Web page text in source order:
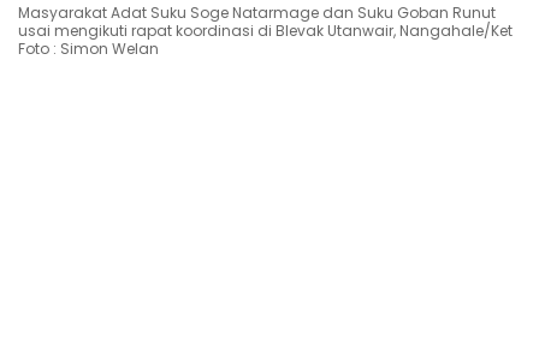
Masyarakat Adat Suku Soge Natarmage dan Suku Goban Runut
usai mengikuti rapat koordinasi di Blevak Utanwair, Nangahale/Ket
Foto : Simon Welan